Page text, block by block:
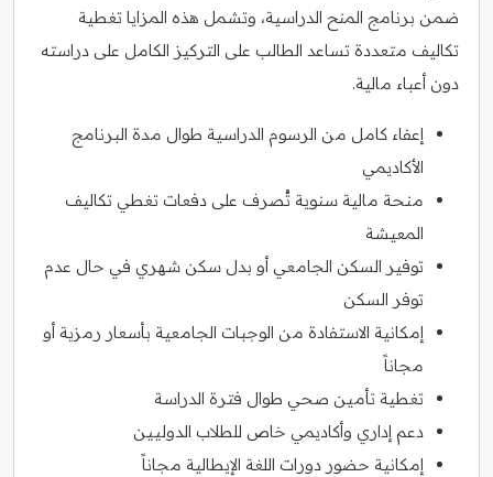
ضمن برنامج المنح الدراسية، وتشمل هذه المزايا تغطية
تكاليف متعددة تساعد الطالب على التركيز الكامل على دراسته
دون أعباء مالية.
إعفاء كامل من الرسوم الدراسية طوال مدة البرنامج
الأكاديمي
منحة مالية سنوية تُصرف على دفعات تغطي تكاليف
المعيشة
توفير السكن الجامعي أو بدل سكن شهري في حال عدم
توفر السكن
إمكانية الاستفادة من الوجبات الجامعية بأسعار رمزية أو
مجاناً
تغطية تأمين صحي طوال فترة الدراسة
دعم إداري وأكاديمي خاص للطلاب الدوليين
إمكانية حضور دورات اللغة الإيطالية مجاناً